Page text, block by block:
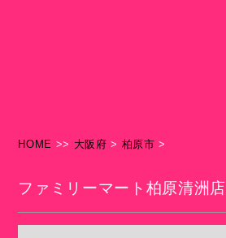
HOME >> 大阪府 > 柏原市 >
ファミリーマート柏原清洲店